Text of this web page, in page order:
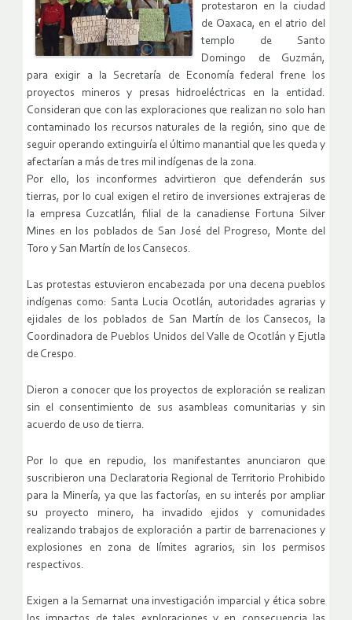
protestaron en la ciudad
de Oaxaca, en el atrio del
templo de Santo
Domingo de Guzmán,
para exigir a la Secretaría de Economía federal frene los
proyectos mineros y presas hidroeléctricas en la entidad.
Consideran que con las exploraciones que realizan no solo han
contaminado los recursos naturales de la región, sino que de
seguir operando extinguiría el último manantial que les queda y
afectarían a más de tres mil indígenas de la zona.
Por ello, los inconformes advirtieron que defenderán sus
tierras, por lo cual exigen el retiro de inversiones extrajeras de
la empresa Cuzcatlán, filial de la canadiense Fortuna Silver
Mines en los poblados de San José del Progreso, Monte del
Toro y San Martín de los Cansecos.
Las protestas estuvieron encabezada por una decena pueblos
indígenas como: Santa Lucia Ocotlán, autoridades agrarias y
ejidales de los poblados de San Martín de los Cansecos, la
Coordinadora de Pueblos Unidos del Valle de Ocotlán y Ejutla
de Crespo.
Dieron a conocer que los proyectos de exploración se realizan
sin el consentimiento de sus asambleas comunitarias y sin
acuerdo de uso de tierra.
Por lo que en repudio, los manifestantes anunciaron que
suscribieron una Declaratoria Regional de Territorio Prohibido
para la Minería, ya que las factorías, en su interés por ampliar
su proyecto minero, ha invadido ejidos y comunidades
realizando trabajos de exploración a partir de barrenaciones y
explosiones en zona de límites agrarios, sin los permisos
respectivos.
Exigen a la Semarnat una investigación imparcial y ética sobre